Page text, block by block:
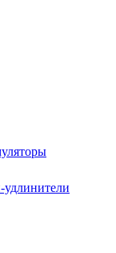
удлинители